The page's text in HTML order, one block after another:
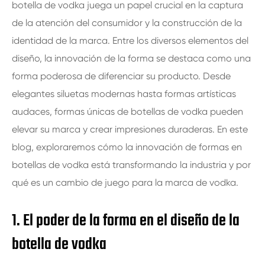
botella de vodka juega un papel crucial en la captura
de la atención del consumidor y la construcción de la
identidad de la marca. Entre los diversos elementos del
diseño, la innovación de la forma se destaca como una
forma poderosa de diferenciar su producto. Desde
elegantes siluetas modernas hasta formas artísticas
audaces, formas únicas de botellas de vodka pueden
elevar su marca y crear impresiones duraderas. En este
blog, exploraremos cómo la innovación de formas en
botellas de vodka está transformando la industria y por
qué es un cambio de juego para la marca de vodka.
1. El poder de la forma en el diseño de la
botella de vodka